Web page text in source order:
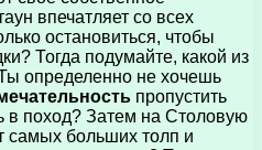
впечатляет со всех
остановиться, чтобы
Тогда подумайте, какой из
определенно не хочешь
пропустить
в поход? Затем на Столовую
самых больших толп и